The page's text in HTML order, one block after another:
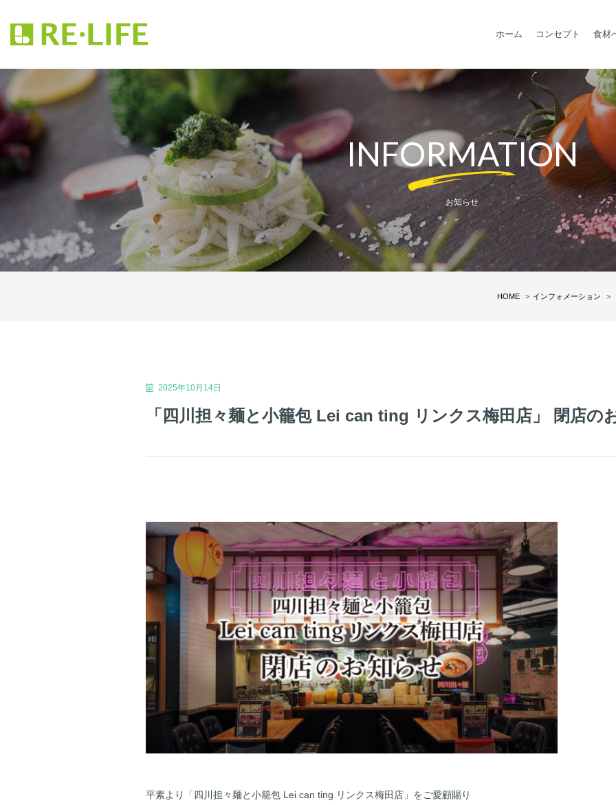
ホーム コンセプト 食材
INFORMATION
お知らせ
HOME インフォメーション
2025年10月14日
「四川担々麺と小籠包 Lei can ting リンクス梅田店」 閉店の
平素より「四川担々麺と小籠包 Lei can ting リンクス梅田店」をご愛顧賜り